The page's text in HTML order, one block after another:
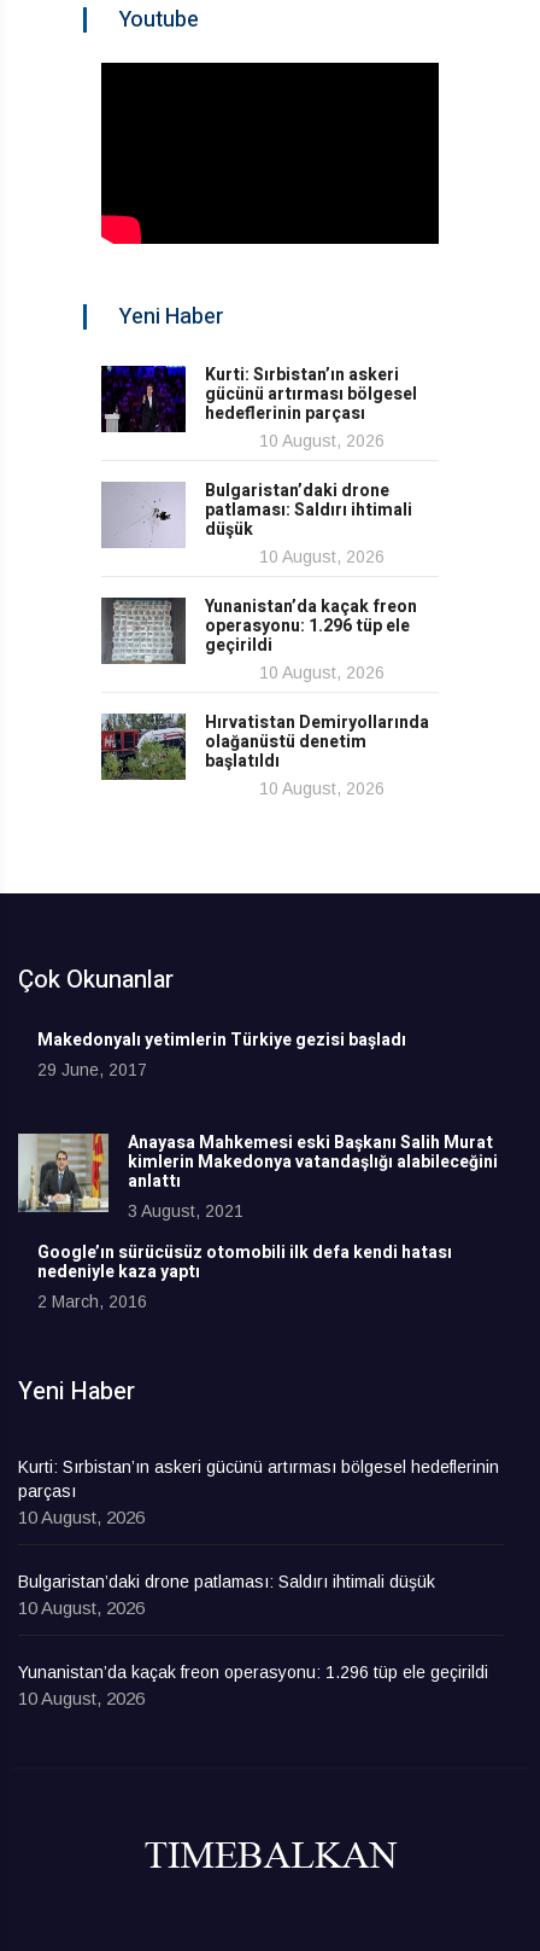
Youtube
Yeni Haber
Kurti: Sırbistan’ın askeri
gücünü artırması bölgesel
hedeflerinin parçası
10 August, 2026
Bulgaristan’daki drone
patlaması: Saldırı ihtimali
düşük
10 August, 2026
Yunanistan’da kaçak freon
operasyonu: 1.296 tüp ele
geçirildi
10 August, 2026
Hırvatistan Demiryollarında
olağanüstü denetim
başlatıldı
10 August, 2026
Çok Okunanlar
Makedonyalı yetimlerin Türkiye gezisi başladı
29 June, 2017
Anayasa Mahkemesi eski Başkanı Salih Murat
kimlerin Makedonya vatandaşlığı alabileceğini
anlattı
3 August, 2021
Google’ın sürücüsüz otomobili ilk defa kendi hatası
nedeniyle kaza yaptı
2 March, 2016
Yeni Haber
Kurti: Sırbistan’ın askeri gücünü artırması bölgesel hedeflerinin
parçası
10 August, 2026
Bulgaristan’daki drone patlaması: Saldırı ihtimali düşük
10 August, 2026
Yunanistan’da kaçak freon operasyonu: 1.296 tüp ele geçirildi
10 August, 2026